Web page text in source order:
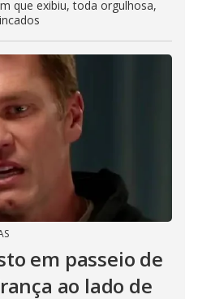
que exibiu, toda orgulhosa,
em passeio de
ao lado de